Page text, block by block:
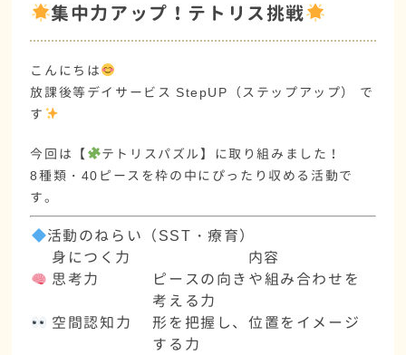
集中力アップ！テトリス挑戦
こんにちは
放課後等デイサービス StepUP（ステップアップ）
で
す
今回は【
テトリスパズル】に取り組みました！
8種類・40ピース を枠の中にぴったり収める活動で
す。
活動のねらい（SST・療育）
身につく力
内容
思考力
ピースの向きや組み合わせを
考える力
空間認知力
形を把握し、位置をイメージ
する力